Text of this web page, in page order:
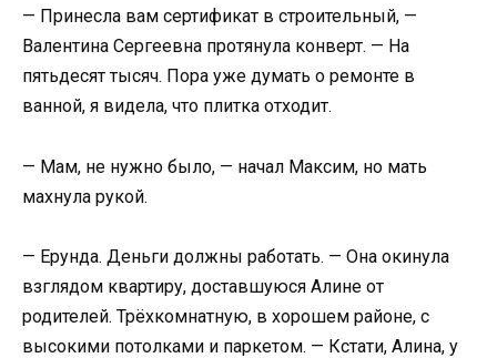
— Принесла вам сертификат в строительный, —
Валентина Сергеевна протянула конверт. — На
пятьдесят тысяч. Пора уже думать о ремонте в
ванной, я видела, что плитка отходит.
— Мам, не нужно было, — начал Максим, но мать
махнула рукой.
— Ерунда. Деньги должны работать. — Она окинула
взглядом квартиру, доставшуюся Алине от
родителей. Трёхкомнатную, в хорошем районе, с
высокими потолками и паркетом. — Кстати, Алина, у